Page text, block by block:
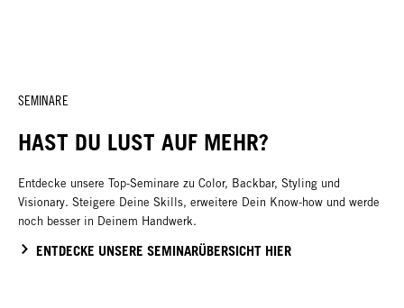
SEMINARE
HAST DU LUST AUF MEHR?
Entdecke unsere Top-Seminare zu Color, Backbar, Styling und
Visionary. Steigere Deine Skills, erweitere Dein Know-how und werde
noch besser in Deinem Handwerk.
ENTDECKE UNSERE SEMINARÜBERSICHT HIER